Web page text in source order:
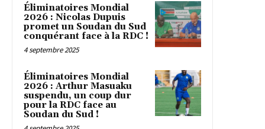
Éliminatoires Mondial
2026 : Nicolas Dupuis
promet un Soudan du Sud
conquérant face à la RDC !
4 septembre 2025
Éliminatoires Mondial
2026 : Arthur Masuaku
suspendu, un coup dur
pour la RDC face au
Soudan du Sud !